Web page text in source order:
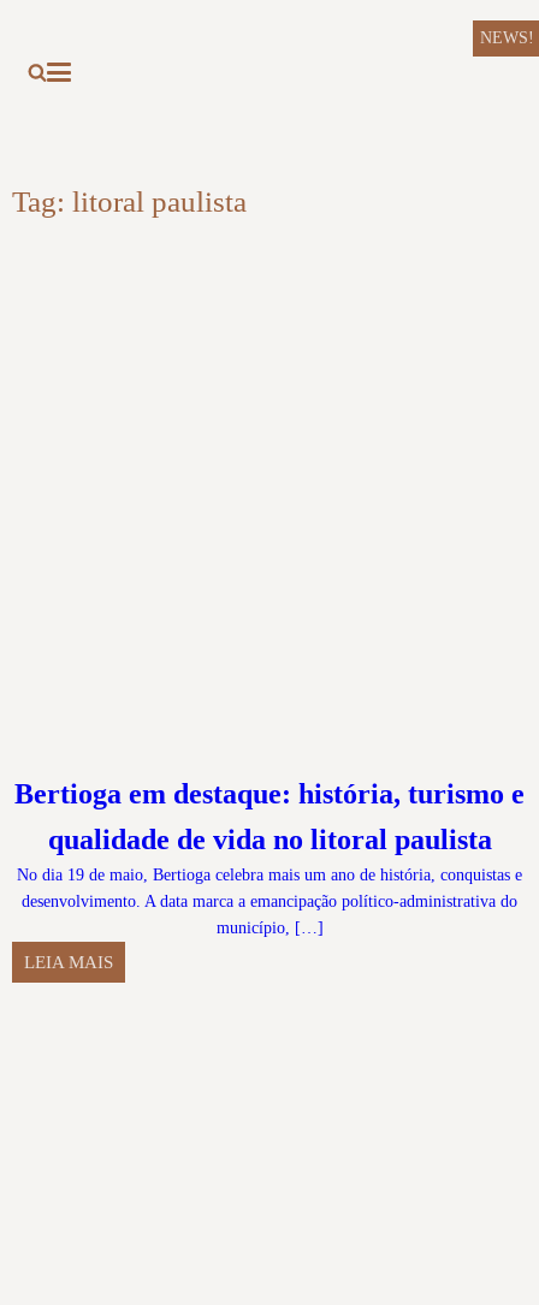
NEWS!
Tag: litoral paulista
Bertioga em destaque: história, turismo e
qualidade de vida no litoral paulista
No dia 19 de maio, Bertioga celebra mais um ano de história, conquistas e
desenvolvimento. A data marca a emancipação político-administrativa do
município, […]
LEIA MAIS